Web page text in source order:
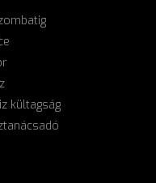
kültagság